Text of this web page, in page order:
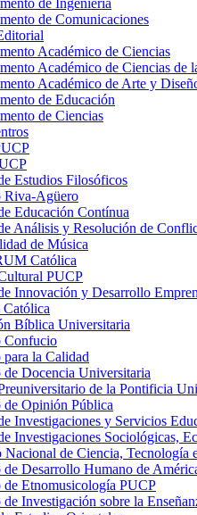
de Ingeniería
de Comunicaciones
Académico de Ciencias
Académico de Ciencias de
Académico de Arte y
de Educación
de Ciencias
Estudios Filosóficos
Riva-Agüero
Educación Contínua
Análisis y Resolución de
de Música
Católica
PUCP
Innovación y Desarrollo
Católica
Bíblica Universitaria
Confucio
la Calidad
de Docencia Universitaria
de la Pontificia
de Opinión Pública
Investigaciones y Servicios
Investigaciones Sociológicas,
Nacional de Ciencia,
de Desarrollo Humano de
de Etnomusicología PUCP
de Investigación sobre la